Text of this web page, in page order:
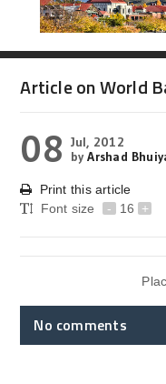
Article on World
08 Jul, 2012
byArshad
Print this article
Font size
- 16 +
No comments